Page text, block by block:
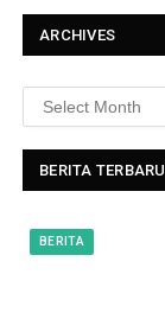
ARCHIVES
BERITA TERBARU
BERITA